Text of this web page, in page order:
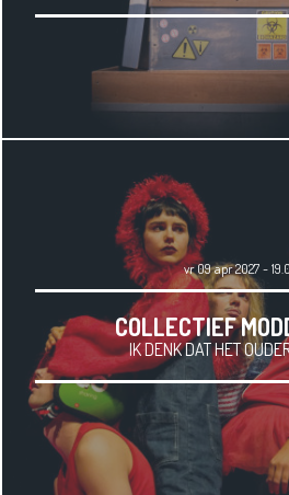
vr 09 apr 2027 -
COLLECTIEF
IK DENK DAT HET